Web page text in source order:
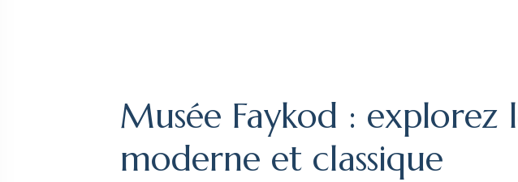
Musée Faykod :
moderne et classique